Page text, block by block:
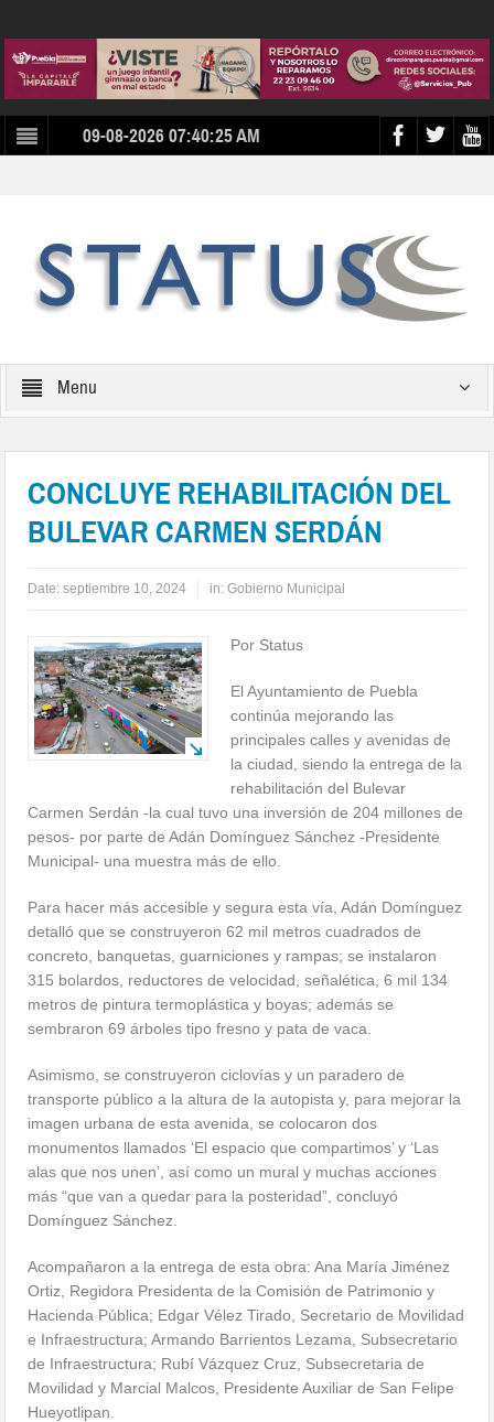
09-08-2026 07:40:25 AM
Menu
CONCLUYE REHABILITACIÓN DEL
BULEVAR CARMEN SERDÁN
Date:septiembre 10, 2024 in:Gobierno Municipal
Por Status
El Ayuntamiento de Puebla
continúa mejorando las
principales calles y avenidas de
la ciudad, siendo la entrega de la
rehabilitación del Bulevar
Carmen Serdán -la cual tuvo una inversión de 204 millones de
pesos- por parte de Adán Domínguez Sánchez -Presidente
Municipal- una muestra más de ello.
Para hacer más accesible y segura esta vía, Adán Domínguez
detalló que se construyeron 62 mil metros cuadrados de
concreto, banquetas, guarniciones y rampas; se instalaron
315 bolardos, reductores de velocidad, señalética, 6 mil 134
metros de pintura termoplástica y boyas; además se
sembraron 69 árboles tipo fresno y pata de vaca.
Asimismo, se construyeron ciclovías y un paradero de
transporte público a la altura de la autopista y, para mejorar la
imagen urbana de esta avenida, se colocaron dos
monumentos llamados ‘El espacio que compartimos’ y ‘Las
alas que nos unen’, así como un mural y muchas acciones
más “que van a quedar para la posteridad”, concluyó
Domínguez Sánchez.
Acompañaron a la entrega de esta obra: Ana María Jiménez
Ortiz, Regidora Presidenta de la Comisión de Patrimonio y
Hacienda Pública; Edgar Vélez Tirado, Secretario de Movilidad
e Infraestructura; Armando Barrientos Lezama, Subsecretario
de Infraestructura; Rubí Vázquez Cruz, Subsecretaria de
Movilidad y Marcial Malcos, Presidente Auxiliar de San Felipe
Hueyotlipan.